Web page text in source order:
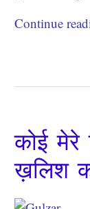
Continue
कोई मेरे
ख़लिश